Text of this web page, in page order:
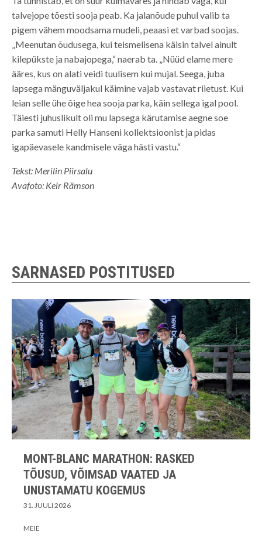
talvejope tõesti sooja peab. Ka jalanõude puhul valib ta
pigem vähem moodsama mudeli, peaasi et varbad soojas.
„Meenutan õudusega, kui teismelisena käisin talvel ainult
kilepükste ja nabajopega,“ naerab ta. „Nüüd elame mere
ääres, kus on alati veidi tuulisem kui mujal. Seega, juba
lapsega mänguväljakul käimine vajab vastavat riietust. Kui
leian selle ühe õige hea sooja parka, käin sellega igal pool.
Täiesti juhuslikult oli mu lapsega kärutamise aegne soe
parka samuti Helly Hanseni kollektsioonist ja pidas
igapäevasele kandmisele väga hästi vastu.“
Tekst: Merilin Piirsalu
Avafoto: Keir Rämson
SARNASED POSTITUSED
MONT-BLANC MARATHON: RASKED
TÕUSUD, VÕIMSAD VAATED JA
UNUSTAMATU KOGEMUS
31. JUULI 2026
MEIE